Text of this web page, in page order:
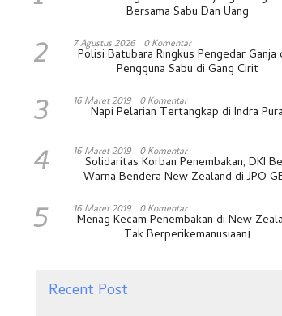
Bersama Sabu Dan Uang
2 7 Agustus 2026 0 Komentar
Polisi Batubara Ringkus Pengedar Ganja
Pengguna Sabu di Gang Cirit
3 16 Maret 2019 0 Komentar
Napi Pelarian Tertangkap di Indra Pura
4 16 Maret 2019 0 Komentar
Solidaritas Korban Penembakan, DKI
Warna Bendera New Zealand di JPO
5 16 Maret 2019 0 Komentar
Menag Kecam Penembakan di New
Tak Berperikemanusiaan!
Recent Post